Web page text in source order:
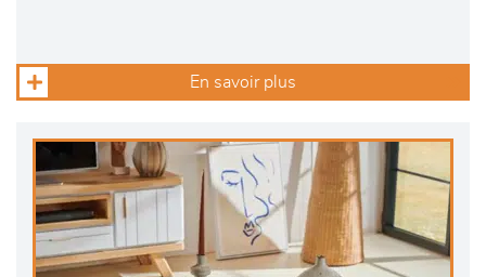
En savoir plus